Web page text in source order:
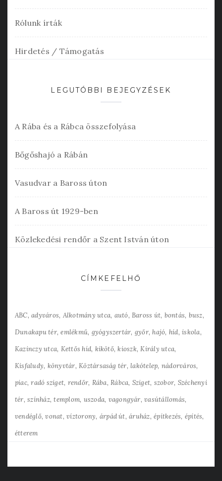
Rólunk írták
Hirdetés / Támogatás
LEGUTÓBBI BEJEGYZÉSEK
A Rába és a Rábca összefolyása
Bőgőshajó a Rábán
Vasudvar a Baross úton
A Baross út 1929-ben
Közlekedési rendőr a Szent István úton
CÍMKEFELHŐ
ABC adyváros Alkotmány utca autó Baross út bontás busz
Dunakapu tér emlékmű gyógyszertár győr hajó híd iskola
Kazinczy utca Kettős híd kikötő kioszk Király utca
Kisfaludy könyvtár Köztársaság tér lakótelep nádorváros
piac radó sziget rendőr Rába Rábca Sziget szobor Széchenyi
tér színház templom uszoda vagongyár vasútállomás
vendéglő vonat víztorony árpád út áruház építkezés építés
étterem